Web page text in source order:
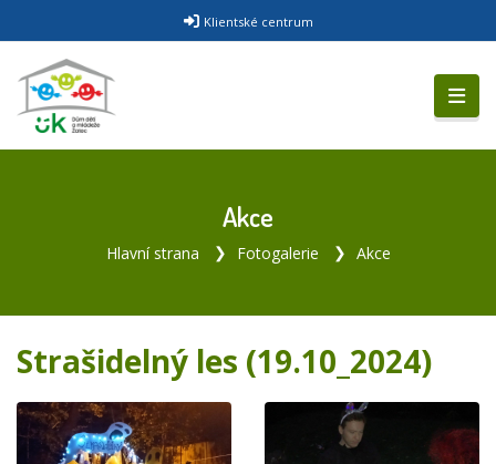
Klientské centrum
Akce
Hlavní strana Fotogalerie Akce
Strašidelný les (19.10_2024)